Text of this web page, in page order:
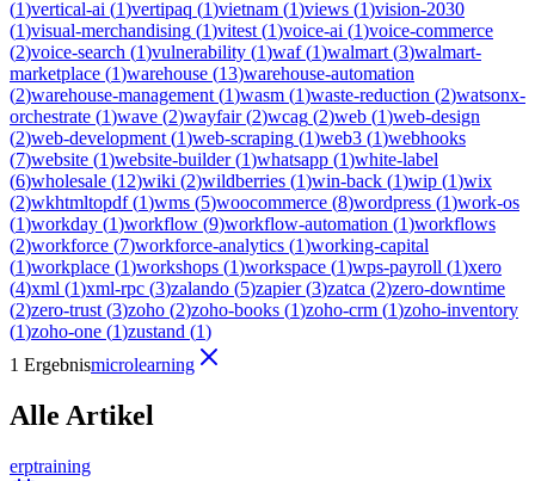
(1)vertical-ai (1)vertipaq (1)vietnam (1)views (1)vision-2030
(1)visual-merchandising (1)vitest (1)voice-ai (1)voice-commerce
(2)voice-search (1)vulnerability (1)waf(1)walmart (3)walmart-
marketplace (1)warehouse (13)warehouse-automation
(2)warehouse-management (1)wasm (1)waste-reduction (2)watsonx-
orchestrate (1)wave (2)wayfair(2)wcag (2)web (1)web-design
(2)web-development (1)web-scraping (1)web3 (1)webhooks
(7)website (1)website-builder(1)whatsapp (1)white-label
(6)wholesale (12)wiki (2)wildberries (1)win-back (1)wip (1)wix
(2)wkhtmltopdf(1)wms (5)woocommerce (8)wordpress (1)work-os
(1)workday (1)workflow (9)workflow-automation (1)workflows
(2)workforce (7)workforce-analytics (1)working-capital
(1)workplace (1)workshops (1)workspace (1)wps-payroll (1)xero
(4)xml (1)xml-rpc (3)zalando (5)zapier(3)zatca (2)zero-downtime
(2)zero-trust (3)zoho (2)zoho-books (1)zoho-crm (1)zoho-inventory
(1)zoho-one (1)zustand (1)
1 Ergebnismicrolearning
Alle Artikel
erptraining